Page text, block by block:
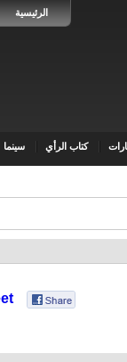
الرئيسية
كتاب الرأي سينما